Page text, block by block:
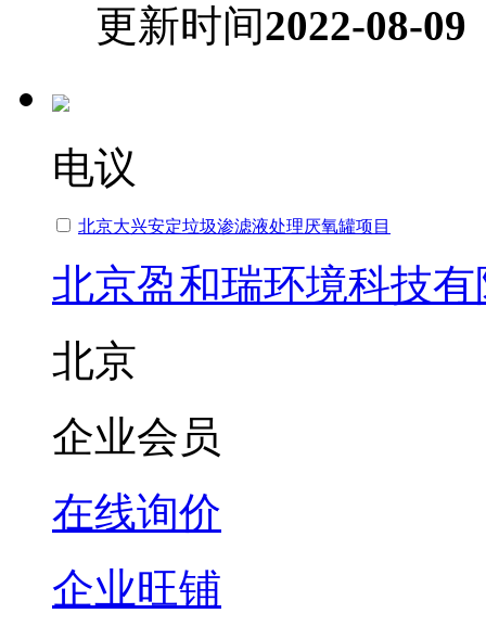
更新时间2022-08-09
电议
北京大兴安定垃圾渗滤液处理厌氧罐项目
北京盈和瑞环境科技
北京
企业会员
在线询价
企业旺铺